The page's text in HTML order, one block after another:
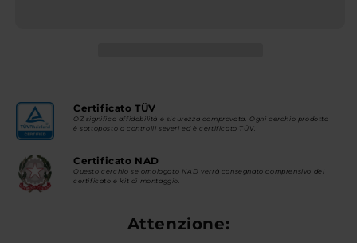
Certificato TÜV
OZ significa affidabilità e sicurezza comprovata. Ogni cerchio prodotto
è sottoposto a controlli severi ed è certificato TÜV.
Certificato NAD
Questo cerchio se omologato NAD verrà consegnato comprensivo del
certificato e kit di montaggio.
Attenzione: